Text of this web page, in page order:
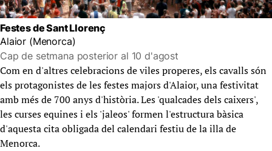
Festes de Sant Llorenç
Alaior (Menorca)
Cap de setmana posterior al 10 d'agost
Com en d'altres celebracions de viles properes, els cavalls són
els protagonistes de les festes majors d'Alaior, una festivitat
amb més de 700 anys d'història. Les 'qualcades dels caixers',
les curses equines i els 'jaleos' formen l'estructura bàsica
d'aquesta cita obligada del calendari festiu de la illa de
Menorca.